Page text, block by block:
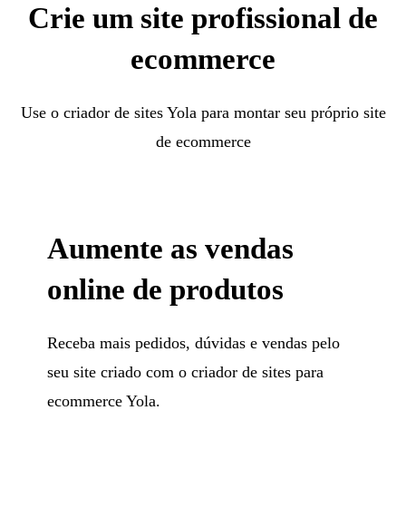
Crie um site profissional de
ecommerce
Use o criador de sites Yola para montar seu próprio site
de ecommerce
Aumente as vendas
online de produtos
Receba mais pedidos, dúvidas e vendas pelo
seu site criado com o criador de sites para
ecommerce Yola.